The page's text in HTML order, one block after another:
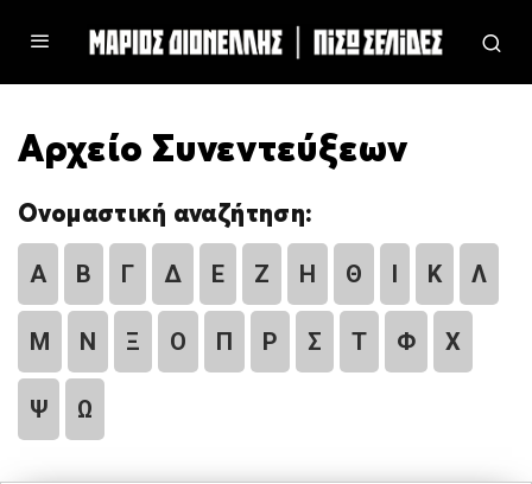
Αρχείο Συνεντεύξεων
Ονομαστική αναζήτηση:
Α Β Γ Δ Ε Ζ Η Θ Ι Κ Λ
Μ Ν Ξ Ο Π Ρ Σ Τ Φ Χ
Ψ Ω